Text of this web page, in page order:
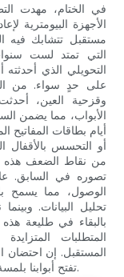
في الختام، مهدت
الأجهزة البيومترية
مستقبل تتشابك فيه
التي تمتد لست
التحويلي الذي
على حدٍ سواء. من
وقزحية العين،
الأبواب، مما يضمن
أيام بطاقات المفاتيح
أو التحسس بالأقفال
من نقاط الضعف هذه
تصوره في السابق.
الوصول، مما يسمح
تحليل البيانات.
بالبقاء في طليعة هذه
المتطلبات
المستقبل. إن احتضان
تفتح أبوابنا بلمسة بسيطة، أو نظرة سريعة، أو مجرد مسح ضوئي.